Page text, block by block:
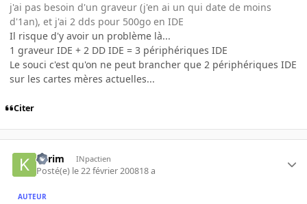
j'ai pas besoin d'un graveur (j'en ai un qui date de moins
d'1an), et j'ai 2 dds pour 500go en IDE
Il risque d'y avoir un problème là...
1 graveur IDE + 2 DD IDE = 3 périphériques IDE
Le souci c'est qu'on ne peut brancher que 2 périphériques IDE
sur les cartes mères actuelles...
Citer
kilrim INpactien
Posté(e) le 22 février 200818 a
AUTEUR